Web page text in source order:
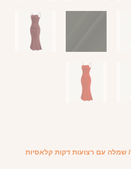
/ שמלה עם רצועות דקות קלאסיות